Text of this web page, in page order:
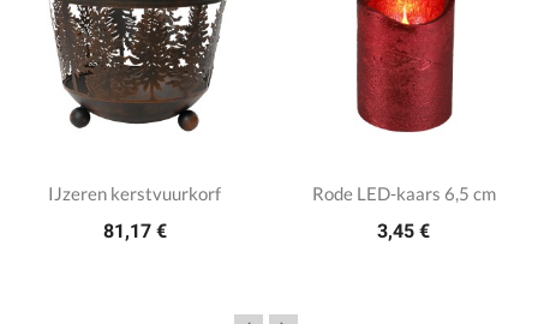
IJzeren kerstvuurkorf
81,17 €
Rode LED-kaars 6,5 cm
3,45 €